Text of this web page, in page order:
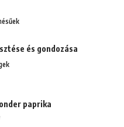
és gondozása
paprika